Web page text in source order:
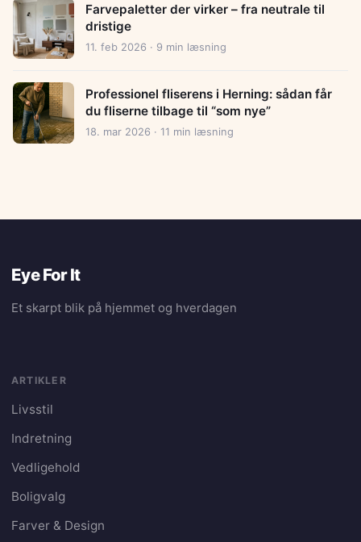
Farvepaletter der virker – fra neutrale til
dristige
11. feb 2026 · 9 min læsning
Professionel fliserens i Herning: sådan får
du fliserne tilbage til “som nye”
18. mar 2026 · 11 min læsning
Eye For It
Et skarpt blik på hjemmet og hverdagen
ARTIKLER
Livsstil
Indretning
Vedligehold
Boligvalg
Farver & Design